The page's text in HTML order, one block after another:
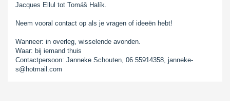
Jacques Ellul tot Tomáš Halík.
Neem vooral contact op als je vragen of ideeën hebt!
Wanneer: in overleg, wisselende avonden.
Waar: bij iemand thuis
Contactpersoon: Janneke Schouten, 06 55914358, janneke-
s@hotmail.com